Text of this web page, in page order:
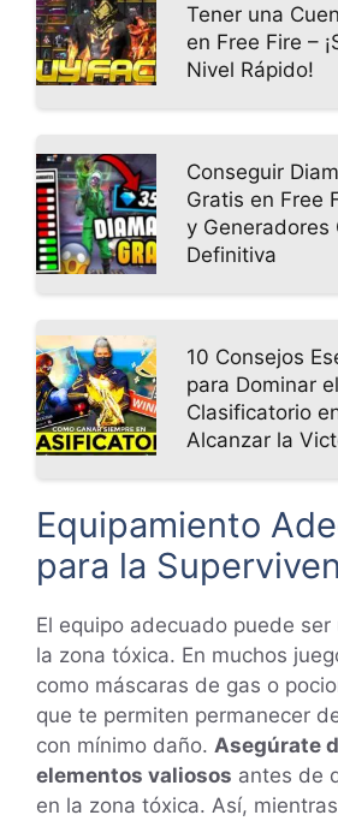
Tener una
en Free Fire –
Nivel Rápido!
Conseguir
Gratis en Free
y Generadores
Definitiva
10 Consejos
para Dominar
Clasificatorio
Alcanzar la
Equipamiento
para la
El equipo adecuado puede
la zona tóxica. En muchos
como máscaras de gas o
que te permiten permanecer
con mínimo daño. Asegúrate
elementos valiosos antes de
en la zona tóxica. Así,